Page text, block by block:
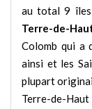
au total 9
Terre-de-
Colomb qui a
ainsi et les
plupart
Terre-de-